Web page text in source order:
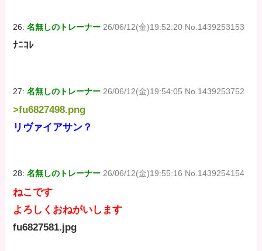
26:名無しのトレーナー 26/06/12(金)19:52:20 No.1439253153
ﾅﾆｺﾚ
27:名無しのトレーナー 26/06/12(金)19:54:05 No.1439253752
>fu6827498.png
リヴァイアサン？
28:名無しのトレーナー 26/06/12(金)19:55:16 No.1439254154
ねこです
よろしくおねがいします
fu6827581.jpg